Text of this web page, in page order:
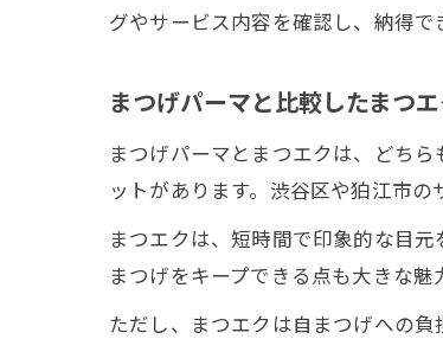
グやサービス内容を確認し、納得で
まつげパーマと比較したまつ
まつげパーマとまつエクは、どち
ットがあります。渋谷区や狛江市
まつエクは、短時間で印象的な目
まつげをキープできる点も大きな
ただし、まつエクは自まつげへの